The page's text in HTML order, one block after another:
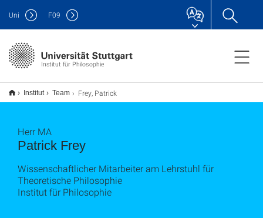
Institut für Philosophie
Uni F09
Institut Team Frey, Patrick
Patrick Frey
Herr MA
Wissenschaftlicher Mitarbeiter am Lehrstuhl für
Theoretische Philosophie
Institut für Philosophie